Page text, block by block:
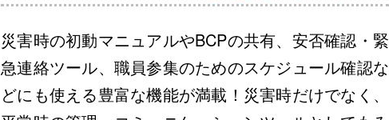
災害時の初動マニュアルやBCPの共有、安否確認・緊
急連絡ツール、職員参集のためのスケジュール確認な
どにも使える豊富な機能が満載！災害時だけでなく、